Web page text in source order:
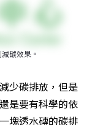
碳效果。
少碳排放，但是
是要有科學的依
塊透水磚的碳排